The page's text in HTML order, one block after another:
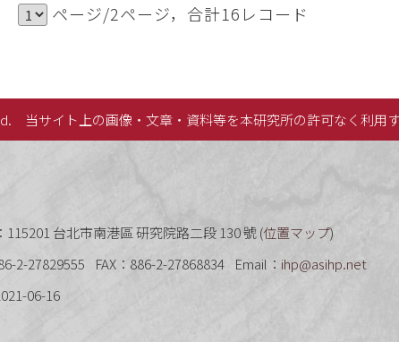
ページ/2ページ，合計16レコード
当サイト上の画像・文章・資料等を本研究所の許可なく利用
115201 台北市南港區 研究院路二段 130 號 (位置マップ)
2-27829555
FAX：886-2-27868834 Email： ihp@asihp.net
06-16